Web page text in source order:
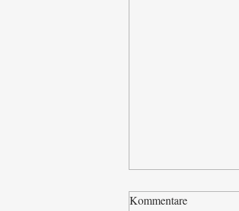
Kommentare